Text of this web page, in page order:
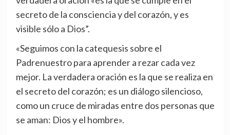
secreto de la consciencia y del corazón, y es
visible sólo a Dios”.
«Seguimos con la catequesis sobre el
Padrenuestro para aprender a rezar cada vez
mejor. La verdadera oración es la que se realiza en
el secreto del corazón; es un diálogo silencioso,
como un cruce de miradas entre dos personas que
se aman: Dios y el hombre».